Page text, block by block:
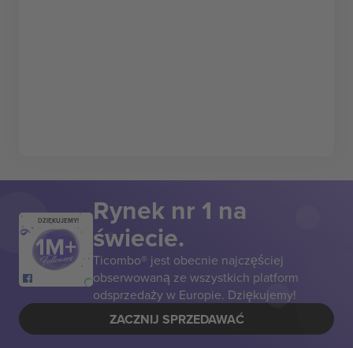
DZIĘKUJEMY! Rynek nr 1 na
świecie.
Ticombo® jest obecnie najczęściej
obserwowaną ze wszystkich platform
odsprzedaży w Europie. Dziękujemy!
ZACZNIJ SPRZEDAWAĆ